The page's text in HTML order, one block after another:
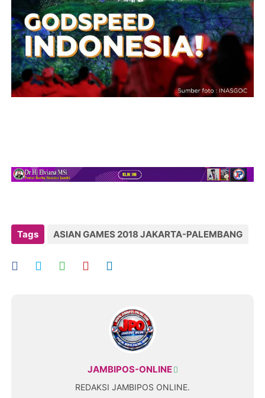
Tags ASIAN GAMES 2018 JAKARTA-PALEMBANG
JAMBIPOS-ONLINE
REDAKSI JAMBIPOS ONLINE.